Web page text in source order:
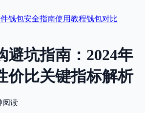
钱包安全指南使用教程钱包对比
避坑指南：2024年
价比关键指标解析
阅读